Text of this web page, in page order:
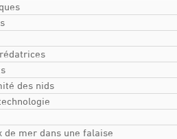
des nids
de mer dans une falaise